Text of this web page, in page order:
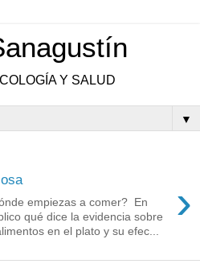
Y SALUD
▼
›
empiezas a comer? En
qué dice la evidencia sobre
en el plato y su efec...